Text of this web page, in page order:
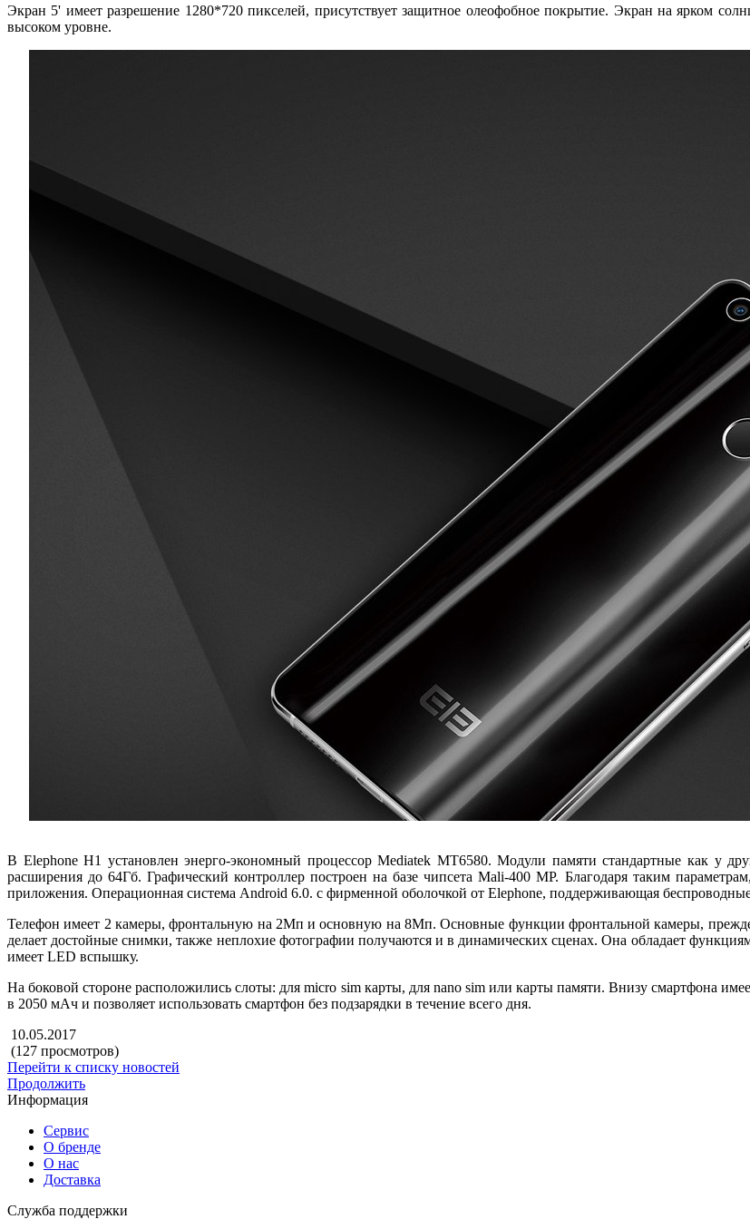
Экран 5' имеет разрешение 1280*720 пикселей, присутствует защитное олеофобное покрытие. Экран на ярком
высоком уровне.
В Elephone H1 установлен энерго-экономный процессор Mediatek MT6580. Модули памяти стандартные как у
расширения до 64Гб. Графический контроллер построен на базе чипсета Mali-400 MP. Благодаря таким
приложения. Операционная система Android 6.0. с фирменной оболочкой от Elephone, поддерживающая
Телефон имеет 2 камеры, фронтальную на 2Мп и основную на 8Мп. Основные функции фронтальной камеры, прежде
делает достойные снимки, также неплохие фотографии получаются и в динамических сценах. Она обладает
имеет LED вспышку.
На боковой стороне расположились слоты: для micro sim карты, для nano sim или карты памяти. Внизу смартфона
в 2050 мАч и позволяет использовать смартфон без подзарядки в течение всего дня.
10.05.2017
(127 просмотров)
Перейти к списку новостей
Продолжить
Информация
Сервис
О бренде
О нас
Доставка
Служба поддержки